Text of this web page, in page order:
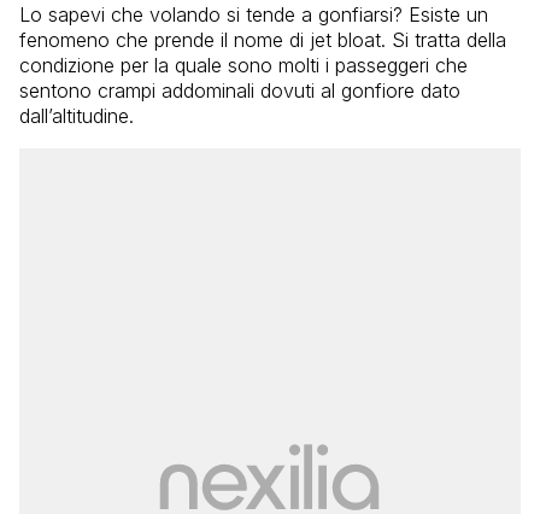
Lo sapevi che volando si tende a gonfiarsi? Esiste un
fenomeno che prende il nome di jet bloat. Si tratta della
condizione per la quale sono molti i passeggeri che
sentono crampi addominali dovuti al gonfiore dato
dall’altitudine.